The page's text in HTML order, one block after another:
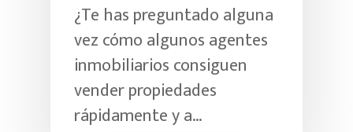
¿Te has preguntado alguna
vez cómo algunos agentes
inmobiliarios consiguen
vender propiedades
rápidamente y a…